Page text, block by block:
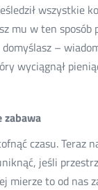
wszystkie
mu w ten sposób
–
wyciągnął
zabawa
czasu. Teraz
jeśli
mierze to od nas